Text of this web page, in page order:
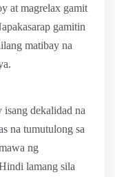
at magrelax gamit
gamitin
matibay na
dekalidad na
na tumutulong sa
ng
lamang sila